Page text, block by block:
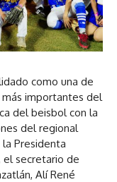
como una de
importantes del
del beisbol con la
del regional
Presidenta
el secretario de
Alí René